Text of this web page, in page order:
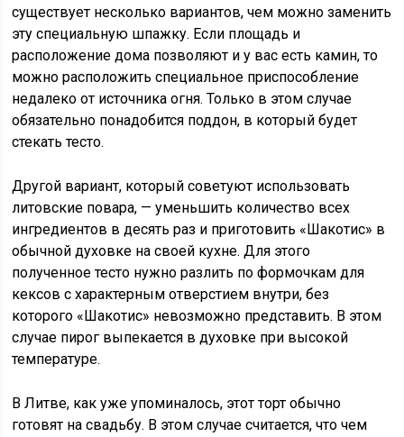
существует несколько вариантов, чем можно заменить
эту специальную шпажку. Если площадь и
расположение дома позволяют и у вас есть камин, то
можно расположить специальное приспособление
недалеко от источника огня. Только в этом случае
обязательно понадобится поддон, в который будет
стекать тесто.
Другой вариант, который советуют использовать
литовские повара, — уменьшить количество всех
ингредиентов в десять раз и приготовить «Шакотис» в
обычной духовке на своей кухне. Для этого
полученное тесто нужно разлить по формочкам для
кексов с характерным отверстием внутри, без
которого «Шакотис» невозможно представить. В этом
случае пирог выпекается в духовке при высокой
температуре.
В Литве, как уже упоминалось, этот торт обычно
готовят на свадьбу. В этом случае считается, что чем